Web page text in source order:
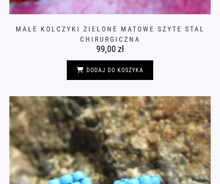
MAŁE KOLCZYKI ZIELONE MATOWE SZYTE STAL
CHIRURGICZNA
99,00 zł
DODAJ DO KOSZYKA